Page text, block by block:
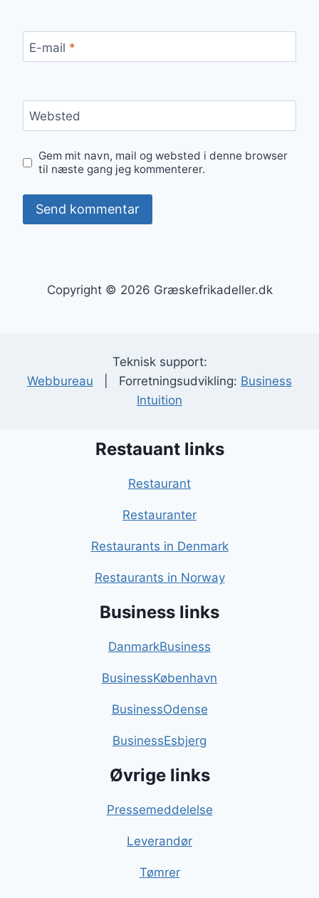
E-mail *
Websted
Gem mit navn, mail og websted i denne browser
til næste gang jeg kommenterer.
Copyright © 2026 Græskefrikadeller.dk
Teknisk support:
Webbureau | Forretningsudvikling: Business
Intuition
Restauant links
Restaurant
Restauranter
Restaurants in Denmark
Restaurants in Norway
Business links
DanmarkBusiness
BusinessKøbenhavn
BusinessOdense
BusinessEsbjerg
Øvrige links
Pressemeddelelse
Leverandør
Tømrer